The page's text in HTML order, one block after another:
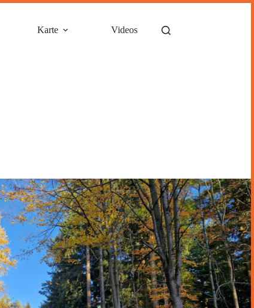
Karte Videos